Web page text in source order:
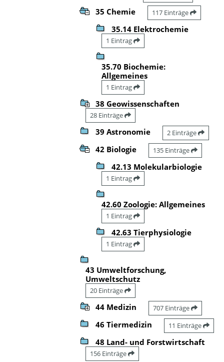
35 Chemie 117 Einträge
35.14 Elektrochemie
1 Eintrag
35.70 Biochemie:
Allgemeines
1 Eintrag
38 Geowissenschaften
28 Einträge
39 Astronomie 2 Einträge
42 Biologie 135 Einträge
42.13 Molekularbiologie
1 Eintrag
42.60 Zoologie: Allgemeines
1 Eintrag
42.63 Tierphysiologie
1 Eintrag
43 Umweltforschung,
Umweltschutz
20 Einträge
44 Medizin 707 Einträge
46 Tiermedizin 11 Einträge
48 Land- und Forstwirtschaft
156 Einträge